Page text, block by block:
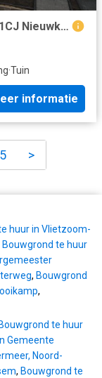
house for rent in Dorpsstraat 90 2441CJ Nieuwkoop Nieuwveen Nieuwveen
·Tuin
informatie
5 >
huur in Vlietzoom-
Bouwgrond te huur
, Bouwgrond
,
Bouwgrond te huur
Gemeente
Noord-
, Bouwgrond te